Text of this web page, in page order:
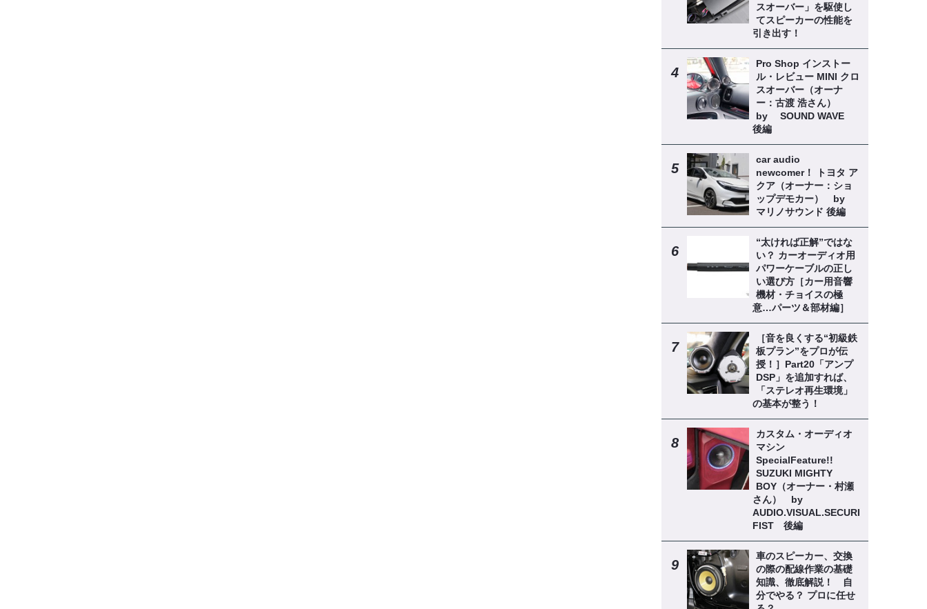
スオーバー」を駆使し
てスピーカーの性能を
引き出す！
Pro Shop インストー
ル・レビュー MINI クロ
スオーバー（オーナ
ー：古渡 浩さん）
by SOUND WAVE
後編
car audio
newcomer！ トヨタ ア
クア（オーナー：ショ
ップデモカー） by
マリノサウンド 後編
“太ければ正解”ではな
い？ カーオーディオ用
パワーケーブルの正し
い選び方［カー用音響
機材・チョイスの極
意…パーツ＆部材編］
［音を良くする“初級鉄
板プラン”をプロが伝
授！］Part20「アンプ
DSP」を追加すれば、
「ステレオ再生環境」
の基本が整う！
カスタム・オーディオ
マシン
SpecialFeature!!
SUZUKI MIGHTY
BOY（オーナー・村瀬
さん） by
AUDIO.VISUAL.SECURITY
FIST 後編
車のスピーカー、交換
の際の配線作業の基礎
知識、徹底解説！ 自
分でやる？ プロに任せ